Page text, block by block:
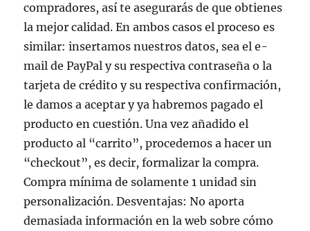
compradores, así te asegurarás de que obtienes
la mejor calidad. En ambos casos el proceso es
similar: insertamos nuestros datos, sea el e-
mail de PayPal y su respectiva contraseña o la
tarjeta de crédito y su respectiva confirmación,
le damos a aceptar y ya habremos pagado el
producto en cuestión. Una vez añadido el
producto al “carrito”, procedemos a hacer un
“checkout”, es decir, formalizar la compra.
Compra mínima de solamente 1 unidad sin
personalización. Desventajas: No aporta
demasiada información en la web sobre cómo